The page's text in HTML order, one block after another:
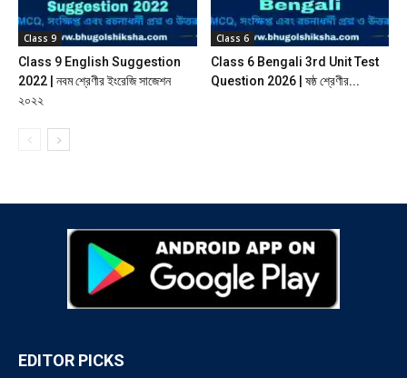
Class 9
Class 9 English Suggestion
2022 | নবম শ্রেণীর ইংরেজি সাজেশন
২০২২
Class 6
Class 6 Bengali 3rd Unit Test
Question 2026 | ষষ্ঠ শ্রেণীর...
EDITOR PICKS